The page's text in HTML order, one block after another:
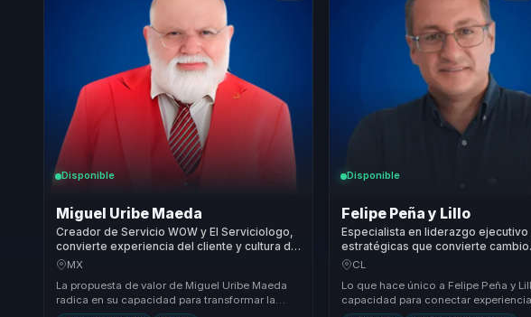
Disponible
Miguel Uribe Maeda
Creador de Servicio WOW y El Serviciologo,
convierte experiencia del cliente y cultura de
servicio en lealtad para empresas.
MX
La propuesta de valor de Miguel Uribe Maeda
radica en su capacidad para transformar la
cultura de servicio de las empresas en un pilar
Disponible
Felipe Peña y Lillo
Especialista en liderazgo ejecutivo
estratégicas que convierte cambio
organizacional en ejecución
CL
Lo que hace único a Felipe Peña y
capacidad para conectar
con estrategias accionables que